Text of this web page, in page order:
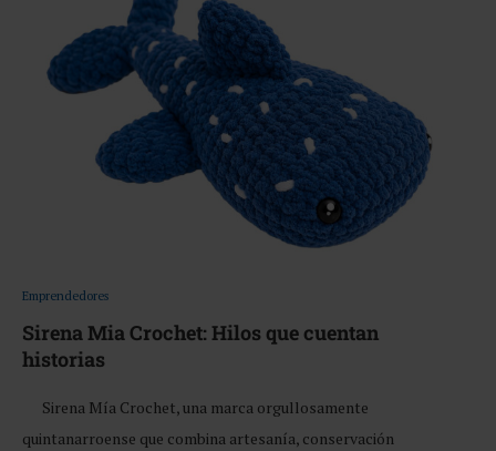
Emprendedores
Sirena Mia Crochet: Hilos que cuentan
historias
Sirena Mía Crochet, una marca orgullosamente
quintanarroense que combina artesanía, conservación